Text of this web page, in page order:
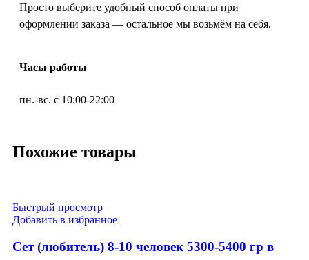
Просто выберите удобный способ оплаты при
оформлении заказа — остальное мы возьмём на себя.
Часы работы
пн.-вс. с 10:00-22:00
Похожие товары
Быстрый просмотр
Добавить в избранное
Сет (любитель) 8-10 человек 5300-5400 гр в